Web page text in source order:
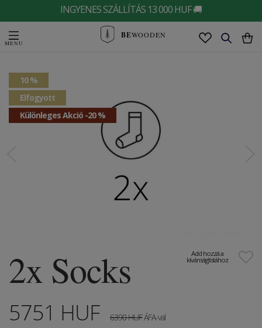
INGYENES SZÁLLÍTÁS 13 000 HUF 🚚
BEWOODEN
10 %
Elfogyott
Különleges Akció -20 %
Add hozzá a
kívánságlistához
2x Socks
5751 HUF 6390HUFÁFA-val